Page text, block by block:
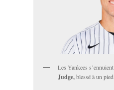
Les Yankees
Judge,blessé à un pied.